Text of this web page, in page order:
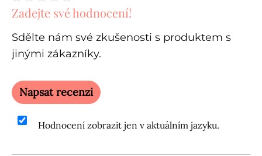
Průměrné hodnocení 0 z 5 hvězd
Zadejte své hodnocení!
Sdělte nám své zkušenosti s produktem s
jinými zákazníky.
Napsat recenzi
Hodnocení zobrazit jen v aktuálním jazyku.